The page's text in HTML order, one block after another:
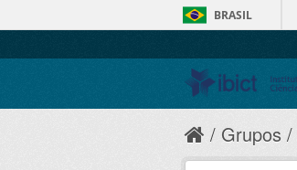
BRASIL
Grupos